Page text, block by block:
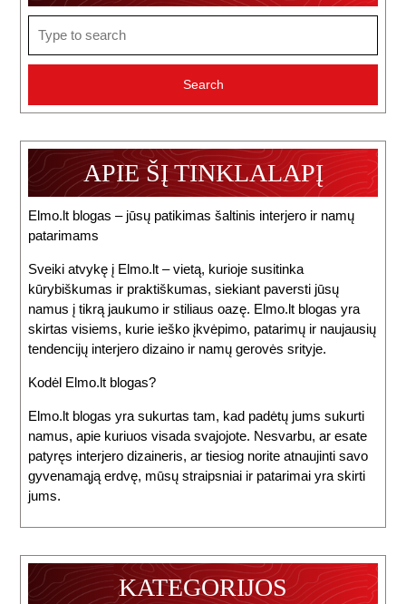
for:
APIE ŠĮ TINKLALAPĮ
Elmo.lt blogas – jūsų patikimas šaltinis interjero ir namų
patarimams
Sveiki atvykę į Elmo.lt – vietą, kurioje susitinka
kūrybiškumas ir praktiškumas, siekiant paversti jūsų
namus į tikrą jaukumo ir stiliaus oazę. Elmo.lt blogas yra
skirtas visiems, kurie ieško įkvėpimo, patarimų ir naujausių
tendencijų interjero dizaino ir namų gerovės srityje.
Kodėl Elmo.lt blogas?
Elmo.lt blogas yra sukurtas tam, kad padėtų jums sukurti
namus, apie kuriuos visada svajojote. Nesvarbu, ar esate
patyręs interjero dizaineris, ar tiesiog norite atnaujinti savo
gyvenamąją erdvę, mūsų straipsniai ir patarimai yra skirti
jums.
KATEGORIJOS